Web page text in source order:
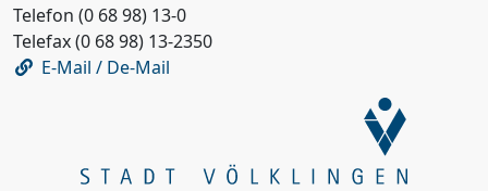
Telefon (0 68 98) 13-0
Telefax (0 68 98) 13-2350
E-Mail / De-Mail